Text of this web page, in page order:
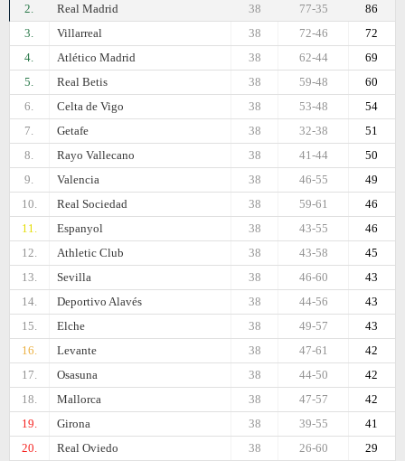
2.
Real Madrid 86
77-35
38
3.
Villarreal 72
72-46
38
4.
Atlético Madrid 69
62-44
38
5.
Real Betis 60
59-48
38
6.
Celta de Vigo 54
53-48
38
7.
Getafe 51
32-38
38
8.
Rayo Vallecano 50
41-44
38
9.
Valencia 49
46-55
38
10.
Real Sociedad 46
59-61
38
11.
Espanyol 46
43-55
38
12.
Athletic Club 45
43-58
38
13.
Sevilla 43
46-60
38
14.
Deportivo Alavés 43
44-56
38
15.
Elche 43
49-57
38
16.
Levante 42
47-61
38
17.
Osasuna 42
44-50
38
18.
Mallorca 42
47-57
38
19.
Girona 41
39-55
38
20.
Real Oviedo 29
26-60
38